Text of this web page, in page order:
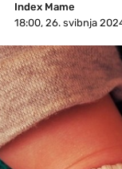
Index Mame
18:00, 26. svibnja